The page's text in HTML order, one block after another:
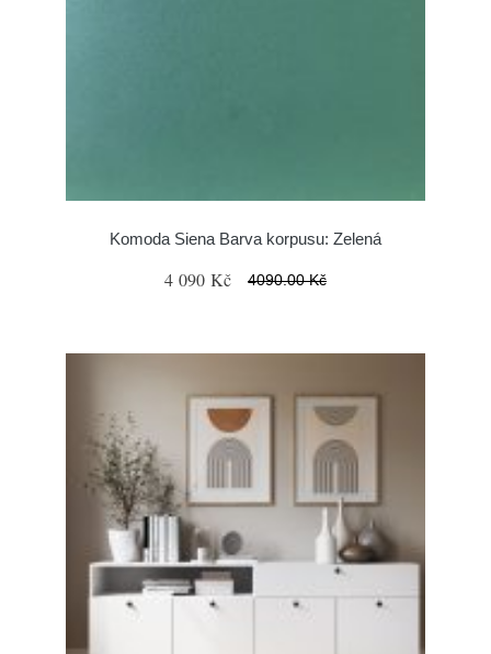
Komoda Siena Barva korpusu: Zelená
4 090 Kč 4090.00 Kč